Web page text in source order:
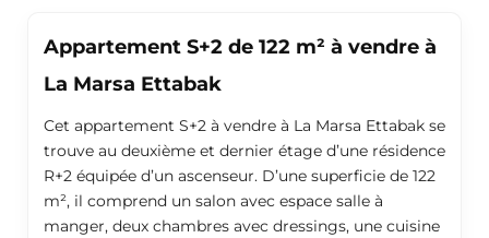
Appartement S+2 de 122 m² à vendre à
La Marsa Ettabak
Cet appartement S+2 à vendre à La Marsa Ettabak se
trouve au deuxième et dernier étage d’une résidence
R+2 équipée d’un ascenseur. D’une superficie de 122
m², il comprend un salon avec espace salle à
manger, deux chambres avec dressings, une cuisine